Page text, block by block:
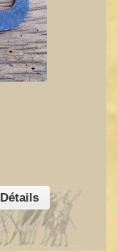
Détails